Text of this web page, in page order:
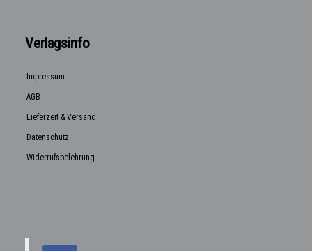
Verlagsinfo
Impressum
AGB
Lieferzeit & Versand
Datenschutz
Widerrufsbelehrung